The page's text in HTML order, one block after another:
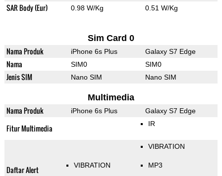
SAR Body (Eur) 0.98 W/Kg 0.51 W/Kg
Sim Card 0
Nama Produk iPhone 6s Plus Galaxy S7 Edge
Nama SIM0 SIM0
Jenis SIM Nano SIM Nano SIM
Multimedia
Nama Produk iPhone 6s Plus Galaxy S7 Edge
Fitur Multimedia IR
Daftar Alert VIBRATION
VIBRATION
MP3